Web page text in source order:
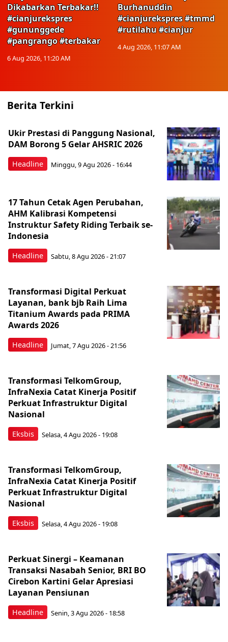
Dikabarkan Terbakar!!
#cianjurekspres
#gununggede
#pangrango #terbakar
6 Aug 2026, 11:20 AM
Burhanuddin
#cianjurekspres #tmmd
#rutilahu #cianjur
4 Aug 2026, 11:07 AM
Berita Terkini
Headline
Ukir Prestasi di Panggung Nasional,
DAM Borong 5 Gelar AHSRIC 2026
Minggu, 9 Agu 2026 - 16:44
Headline
17 Tahun Cetak Agen Perubahan,
AHM Kalibrasi Kompetensi
Instruktur Safety Riding Terbaik se-
Indonesia
Sabtu, 8 Agu 2026 - 21:07
Headline
Transformasi Digital Perkuat
Layanan, bank bjb Raih Lima
Titanium Awards pada PRIMA
Awards 2026
Jumat, 7 Agu 2026 - 21:56
Eksbis
Transformasi TelkomGroup,
InfraNexia Catat Kinerja Positif
Perkuat Infrastruktur Digital
Nasional
Selasa, 4 Agu 2026 - 19:08
Eksbis
Transformasi TelkomGroup,
InfraNexia Catat Kinerja Positif
Perkuat Infrastruktur Digital
Nasional
Selasa, 4 Agu 2026 - 19:08
Headline
Perkuat Sinergi – Keamanan
Transaksi Nasabah Senior, BRI BO
Cirebon Kartini Gelar Apresiasi
Layanan Pensiunan
Senin, 3 Agu 2026 - 18:58